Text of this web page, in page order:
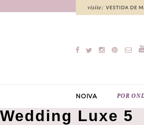
NOIVA POR
Wedding Luxe 5